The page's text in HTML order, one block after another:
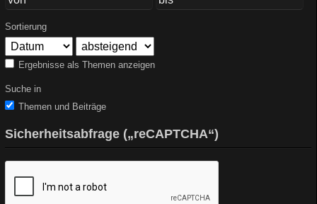
Sortierung
Ergebnisse als Themen anzeigen
Suche in
Themen und Beiträge
Sicherheitsabfrage („reCAPTCHA“)